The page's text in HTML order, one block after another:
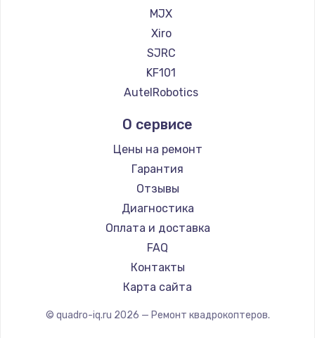
MJX
Xiro
SJRC
KF101
AutelRobotics
О сервисе
Цены на ремонт
Гарантия
Отзывы
Диагностика
Оплата и доставка
FAQ
Контакты
Карта сайта
© quadro-iq.ru 2026 — Ремонт квадрокоптеров.